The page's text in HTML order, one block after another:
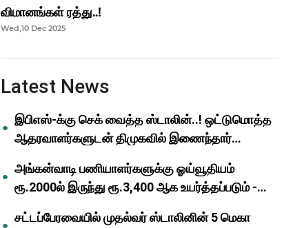
விமானங்கள் ரத்து..!
Wed,10 Dec 2025
Latest News
இபிஎஸ்-க்கு செக் வைத்த ஸ்டாலின்..! ஒட்டுமொத்த
ஆதரவாளர்களுடன் திமுகவில் இணைந்தார்
அங்கன்வாடி பணியாளர்களுக்கு ஓய்வூதியம்
ரூ.2000ல் இருந்து ரூ.3,400 ஆக உயர்த்தப்படும் -
சட்டப்பேரவையில் முதல்வர் ஸ்டாலினின் 5 மெகா